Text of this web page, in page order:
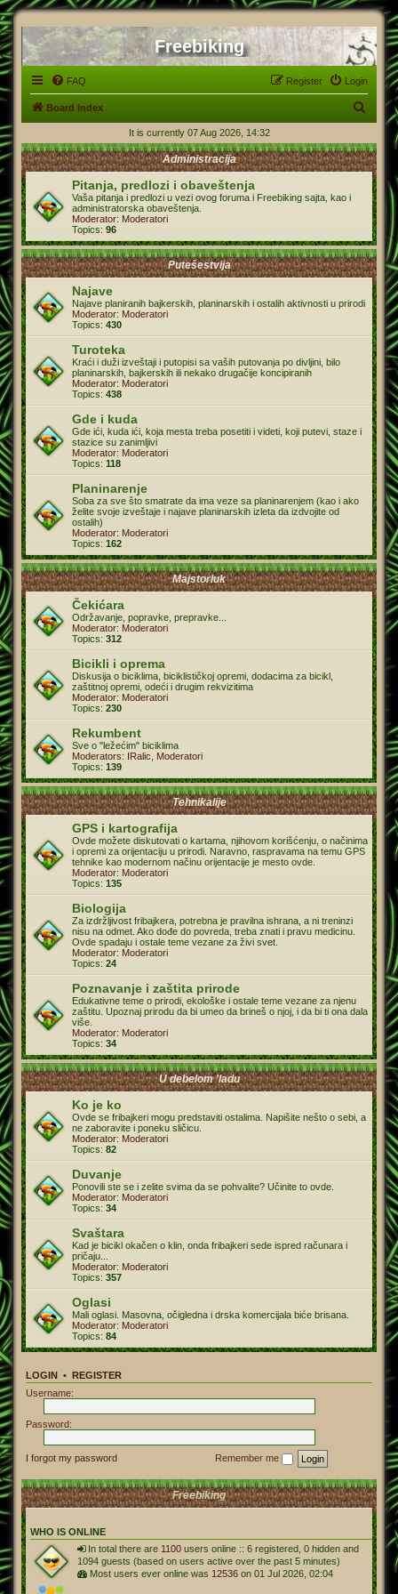
Freebiking
FAQ Login
Register
Board index
a
r
It is currently 07 Aug 2026, 14:32
Administracija
Pitanja, predlozi i obaveštenja
Vaša pitanja i predlozi u vezi ovog foruma i Freebiking sajta, kao i
administratorska obaveštenja.
Moderator: Moderatori
Topics: 96
Putešestvija
Najave
Najave planiranih bajkerskih, planinarskih i ostalih aktivnosti u prirodi
Moderator: Moderatori
Topics: 430
Turoteka
Kraći i duži izveštaji i putopisi sa vaših putovanja po divljini, bilo
planinarskih, bajkerskih ili nekako drugačije koncipiranih
Moderator: Moderatori
Topics: 438
Gde i kuda
Gde ići, kuda ići, koja mesta treba posetiti i videti, koji putevi, staze i
stazice su zanimljivi
Moderator: Moderatori
Topics: 118
Planinarenje
Soba za sve što smatrate da ima veze sa planinarenjem (kao i ako
želite svoje izveštaje i najave planinarskih izleta da izdvojite od
ostalih)
Moderator: Moderatori
Topics: 162
Majstorluk
Čekićara
Održavanje, popravke, prepravke...
Moderator: Moderatori
Topics: 312
Bicikli i oprema
Diskusija o biciklima, biciklističkoj opremi, dodacima za bicikl,
zaštitnoj opremi, odeći i drugim rekvizitima
Moderator: Moderatori
Topics: 230
Rekumbent
Sve o "ležećim" biciklima
Moderators: IRalic
Moderatori
Topics: 139
Tehnikalije
GPS i kartografija
Ovde možete diskutovati o kartama, njihovom korišćenju, o načinima
i opremi za orijentaciju u prirodi. Naravno, raspravama na temu GPS
tehnike kao modernom načinu orijentacije je mesto ovde.
Moderator: Moderatori
Topics: 135
Biologija
Za izdržljivost fribajkera, potrebna je pravilna ishrana, a ni treninzi
nisu na odmet. Ako dođe do povreda, treba znati i pravu medicinu.
Ovde spadaju i ostale teme vezane za živi svet.
Moderator: Moderatori
Topics: 24
Poznavanje i zaštita prirode
Edukativne teme o prirodi, ekološke i ostale teme vezane za njenu
zaštitu. Upoznaj prirodu da bi umeo da brineš o njoj, i da bi ti ona dala
više.
Moderator: Moderatori
Topics: 34
U debelom 'ladu
Ko je ko
Ovde se fribajkeri mogu predstaviti ostalima. Napišite nešto o sebi, a
ne zaboravite i poneku sličicu.
Moderator: Moderatori
Topics: 82
Duvanje
Ponovili ste se i zelite svima da se pohvalite? Učinite to ovde.
Moderator: Moderatori
Topics: 34
Svaštara
Kad je bicikl okačen o klin, onda fribajkeri sede ispred računara i
pričaju...
Moderator: Moderatori
Topics: 357
Oglasi
Mali oglasi. Masovna, očigledna i drska komercijala biće brisana.
Moderator: Moderatori
Topics: 84
LOGIN • REGISTER
Username:
Password:
I forgot my password Remember me
Freebiking
WHO IS ONLINE
In total there are 1100 users online :: 6 registered, 0 hidden and
1094 guests (based on users active over the past 5 minutes)
Most users ever online was 12536 on 01 Jul 2026, 02:04